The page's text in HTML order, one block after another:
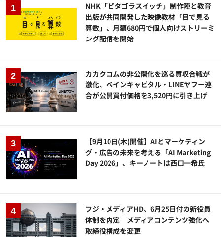
NHK「ピタゴラスイッチ」制作陣と教育
出版が共同開発した映像教材「目で見る
算数」、月額680円で個人向けストリーミ
ング配信を開始
カカクコムの非公開化を巡る買収合戦が
激化、ベインキャピタル・LINEヤフー連
合が公開買付価格を3,520円に引き上げ
【9月10日(木)開催】AIとマーケティン
グ・広告の未来を考える「AI Marketing
Day 2026」、キーノートは西口一希氏
フジ・メディアHD、6月25日付の新役員
体制を内定 メディアコンテンツ強化へ
取締役構成を変更